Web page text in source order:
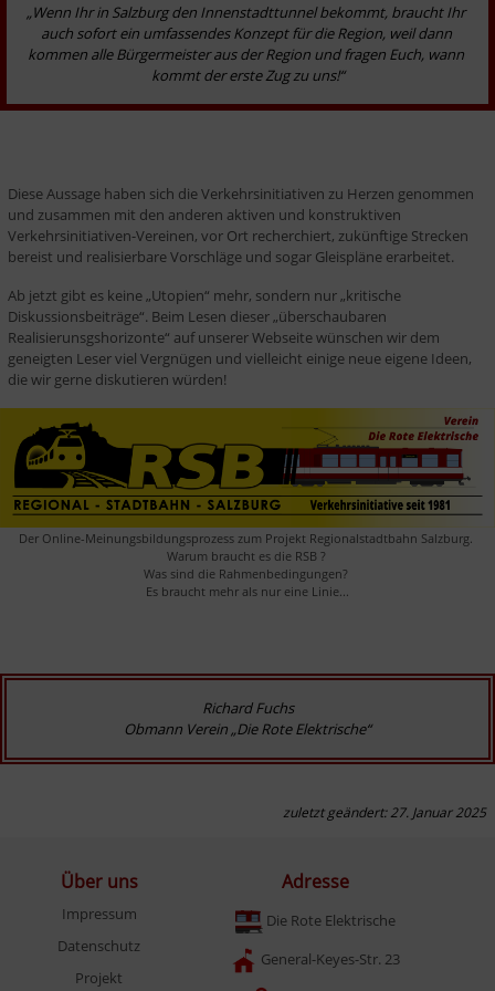
„Wenn Ihr in Salzburg den Innen­stadt­tun­nel be­kommt, braucht Ihr
auch sofort ein umfassendes Konzept für die Region, weil dann
kommen alle Bür­germeister aus der Region und fragen Euch, wann
kommt der erste Zug zu uns!“
Diese Aussage ha­ben sich die Verkehrsinitiativen zu Herzen genommen
und zusammen mit den anderen aktiven und konstruktiven
Verkehrsinitiativen-Vereinen, vor Ort re­cher­chiert, zu­künftige Strecken
bereist und realisierbare Vorschläge und sogar Gleispläne erarbeitet.
Ab jetzt gibt es keine „Utopien“ mehr, sondern nur „kritische
Diskussionsbeiträge“. Beim Lesen die­­ser „überschaubaren
Realisierunsgshorizonte“ auf unserer Webseite wünschen wir dem
geneigten Le­ser viel Vergnügen und vielleicht einige neue eigene Ideen,
die wir gerne diskutieren würden!
Der Online-Meinungsbildungsprozess zum Projekt Regionalstadtbahn Salzburg.
Warum braucht es die RSB ?
Was sind die Rahmenbedingungen?
Es braucht mehr als nur eine Linie...
Richard Fuchs
Obmann Verein „Die Rote Elektrische“
zuletzt geändert: 27. Januar 2025
Über uns
Impressum
Datenschutz
Projekt
Adresse
Die Rote Elektrische
General-Keyes-Str. 23